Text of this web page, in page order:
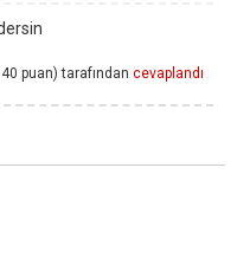
puan) tarafından cevaplandı